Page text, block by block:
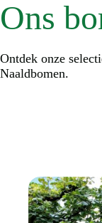
Ons
Ontdek onze
Naaldbomen.